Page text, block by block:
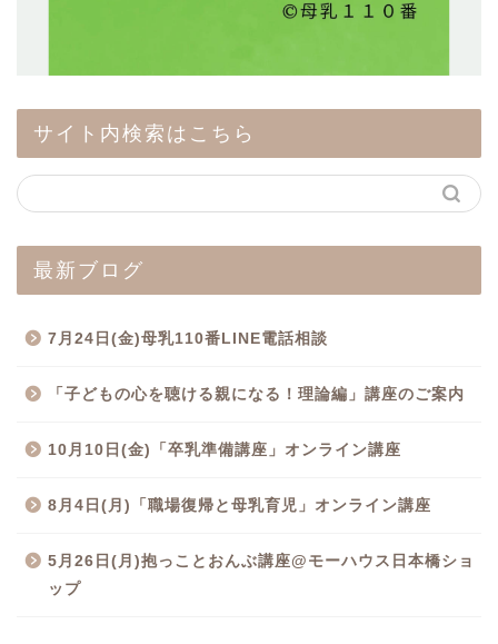
サイト内検索はこちら
最新ブログ
7月24日(金)母乳110番LINE電話相談
「子どもの心を聴ける親になる！理論編」講座のご案内
10月10日(金)「卒乳準備講座」オンライン講座
8月4日(月)「職場復帰と母乳育児」オンライン講座
5月26日(月)抱っことおんぶ講座@モーハウス日本橋ショ
ップ